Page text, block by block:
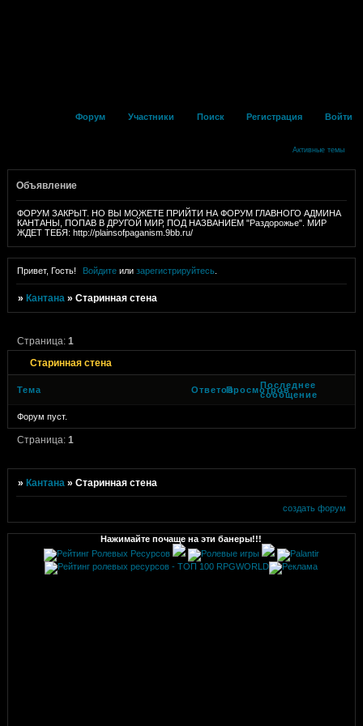
Форум Участники Поиск Регистрация Войти
Активные темы
Объявление
ФОРУМ ЗАКРЫТ. НО ВЫ МОЖЕТЕ ПРИЙТИ НА ФОРУМ ГЛАВНОГО АДМИНА
КАНТАНЫ, ПОПАВ В ДРУГОЙ МИР, ПОД НАЗВАНИЕМ "Раздорожье". МИР
ЖДЕТ ТЕБЯ: http://plainsofpaganism.9bb.ru/
Привет, Гость! Войдите илизарегистрируйтесь
» Кантана »Старинная стена
Старинная стена
Страница:1
Тема ОтветовПросмотровПоследнее
сообщение
Форум пуст.
Страница:1
»Кантана »Старинная стена
создать форум
Нажимайте почаще на эти банеры!!!